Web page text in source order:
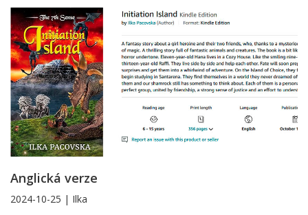
Blog
Sekce
Anglická verze
2024-10-25 | Ilka